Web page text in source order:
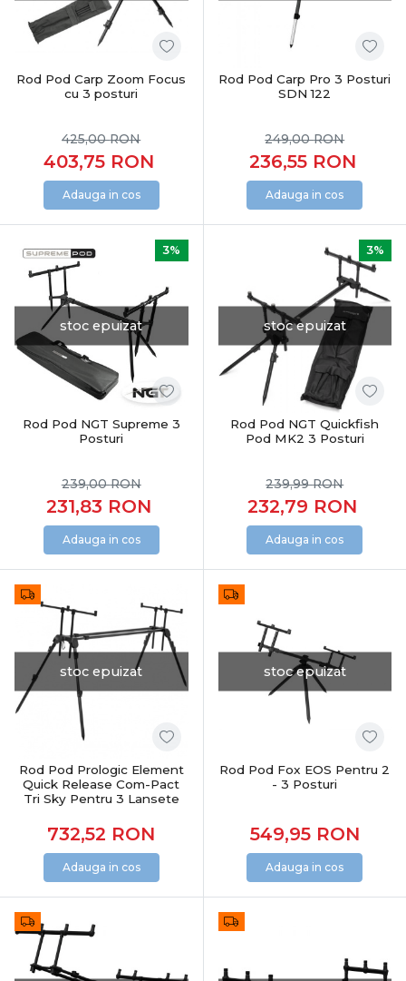
Rod Pod Carp Zoom Focus
cu 3 posturi
403,75 RON
425,00RON
Adauga in cos
Rod Pod Carp Pro 3 Posturi
SDN 122
236,55 RON
249,00RON
Adauga in cos
stoc epuizat
3%
Rod Pod NGT Supreme 3
Posturi
231,83 RON
239,00RON
Adauga in cos
stoc epuizat
3%
Rod Pod NGT Quickfish
Pod MK2 3 Posturi
232,79 RON
239,99RON
Adauga in cos
stoc epuizat
Rod Pod Prologic Element
Quick Release Com-Pact
Tri Sky Pentru 3 Lansete
732,52 RON
Adauga in cos
stoc epuizat
Rod Pod Fox EOS Pentru 2
- 3 Posturi
549,95 RON
Adauga in cos